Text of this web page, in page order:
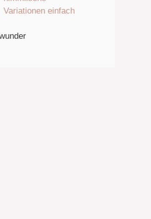
Variationen einfach